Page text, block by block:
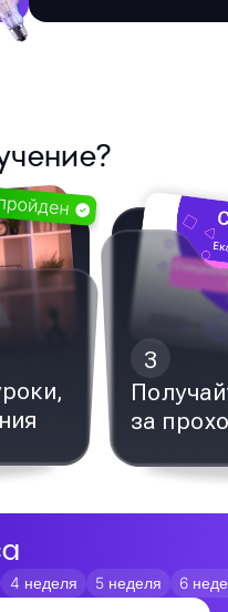
3
за
4 неделя 5 неделя 6